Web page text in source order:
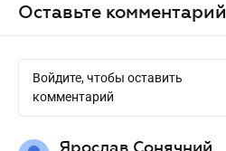
Оставьте комментарий
Войдите, чтобы оставить
комментарий
Ярослав Сонячний